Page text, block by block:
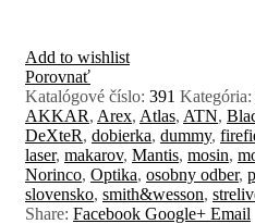
Add to wishlist
Porovnať
Katalógové číslo: 391 Kategória:
AKKAR, Arex, Atlas, ATN,
DeXteR, dobierka, dummy,
laser, makarov, Mantis, mosin,
Norinco, Optika, osobny odber,
slovensko, smith&wesson,
Share: Facebook Google+ Email